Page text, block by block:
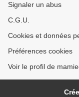
Signaler un abus
C.G.U.
Cookies et données
Préférences cookies
Voir le profil de